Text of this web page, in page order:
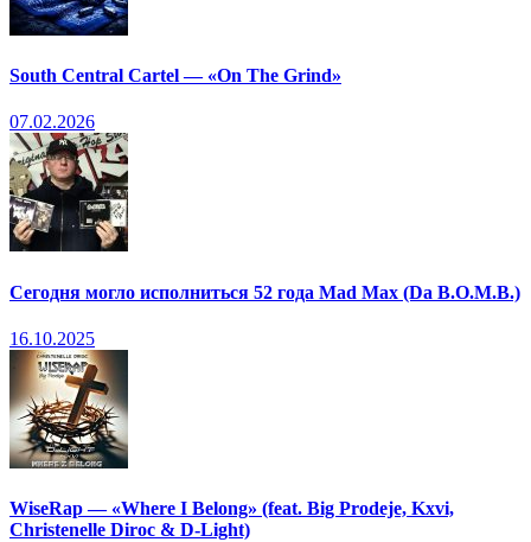
South Central Cartel — «On The Grind»
07.02.2026
Сегодня могло исполниться 52 года Mad Max (Da B.O.M.B.)
16.10.2025
WiseRap — «Where I Belong» (feat. Big Prodeje, Kxvi,
Christenelle Diroc & D-Light)